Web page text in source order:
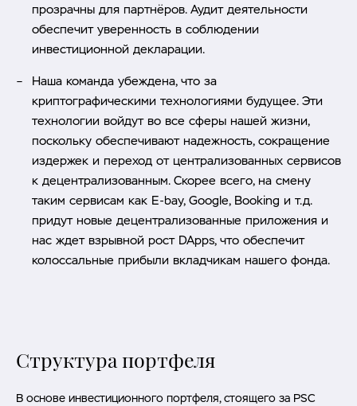
прозрачны для партнёров. Аудит деятельности
обеспечит уверенность в соблюдении
инвестиционной декларации.
Наша команда убеждена, что за
криптографическими технологиями будущее. Эти
технологии войдут во все сферы нашей жизни,
поскольку обеспечивают надежность, сокращение
издержек и переход от централизованных сервисов
к децентрализованным. Скорее всего, на смену
таким сервисам как E-bay, Google, Booking и т.д.
придут новые децентрализованные приложения и
нас ждет взрывной рост DApps, что обеспечит
колоссальные прибыли вкладчикам нашего фонда.
Структура портфеля
В основе инвестиционного портфеля, стоящего за PSC